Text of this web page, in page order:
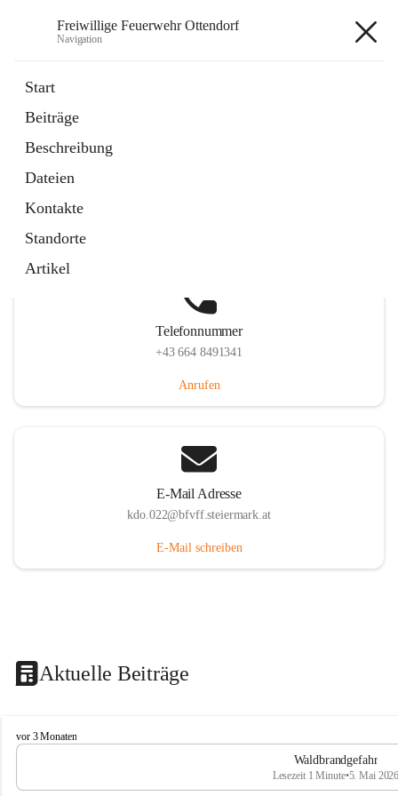
Freiwillige Feuerwehr Ottendorf
Navigation
Start
Beiträge
Beschreibung
Dateien
Kontakte
Standorte
Artikel
Telefonnummer
+43 664 8491341
Anrufen
E-Mail Adresse
kdo.022@bfvff.steiermark.at
E-Mail schreiben
Aktuelle Beiträge
F
r
i
vor 3 Monaten
Waldbrandgefahr
Lesezeit 1 Minute•5. Mai